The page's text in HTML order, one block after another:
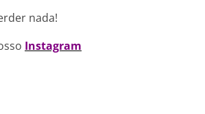
nada!
Instagram